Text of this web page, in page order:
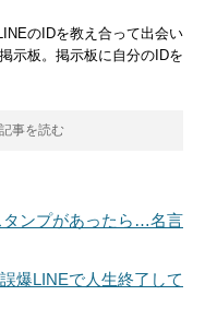
のIDを教え合って出会い
示板。掲示板に自分のIDを
記事を読む
タンプがあったら…名言
爆LINEで人生終了して